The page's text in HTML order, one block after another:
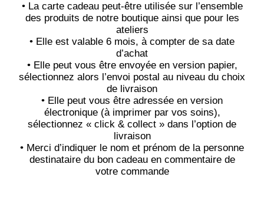
• La carte cadeau peut-être utilisée sur l’ensemble
des produits de notre boutique ainsi que pour les
ateliers
• Elle est valable 6 mois, à compter de sa date
d’achat
• Elle peut vous être envoyée en version papier,
sélectionnez alors l’envoi postal au niveau du choix
de livraison
• Elle peut vous être adressée en version
électronique (à imprimer par vos soins),
sélectionnez « click & collect » dans l’option de
livraison
• Merci d’indiquer le nom et prénom de la personne
destinataire du bon cadeau en commentaire de
votre commande